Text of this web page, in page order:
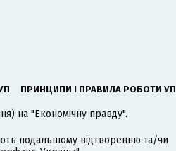
ПРИНЦИПИ І ПРАВИЛА РОБОТИ УП
на "Економічну правду".
подальшому відтворенню та/чи